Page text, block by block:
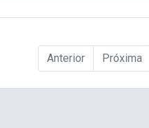
Anterior Próxima